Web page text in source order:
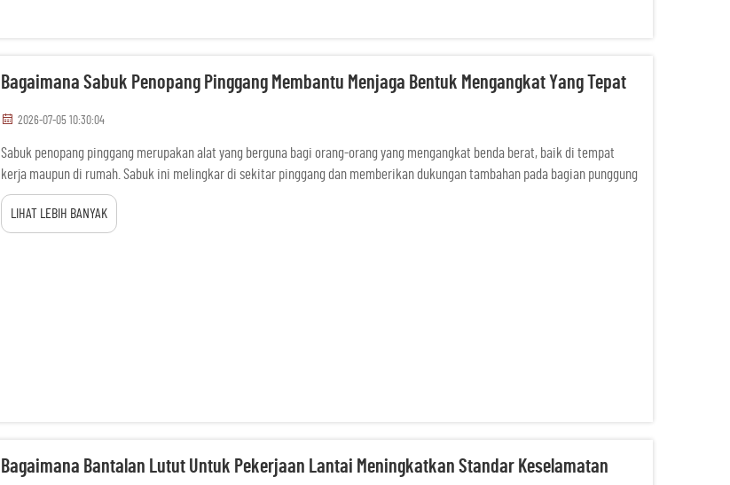
Bagaimana Sabuk Penopang Pinggang Membantu Menjaga Bentuk Mengangkat Yang Tepat
2026-07-05 10:30:04
Sabuk penopang pinggang merupakan alat yang berguna bagi orang-orang yang mengangkat benda berat, baik di tempat
kerja maupun di rumah. Sabuk ini melingkar di sekitar pinggang dan memberikan dukungan tambahan pada bagian punggung
bawah. Saat mengangkat benda berat, punggung Anda berisiko mengalami cedera jika bentuk pengangkatan tidak tepat.
Sabuk ini membantu menjaga punggung ...
LIHAT LEBIH BANYAK
Bagaimana Bantalan Lutut Untuk Pekerjaan Lantai Meningkatkan Standar Keselamatan